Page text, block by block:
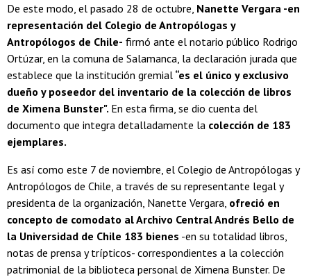
De este modo, el pasado 28 de octubre, Nanette Vergara -en
representación del Colegio de Antropólogas y
Antropólogos de Chile- firmó ante el notario público Rodrigo
Ortúzar, en la comuna de Salamanca, la declaración jurada que
establece que la institución gremial “es el único y exclusivo
dueño y poseedor del inventario de la colección de libros
de Ximena Bunster". En esta firma, se dio cuenta del
documento que integra detalladamente la colección de 183
ejemplares.
Es así como este 7 de noviembre, el Colegio de Antropólogas y
Antropólogos de Chile, a través de su representante legal y
presidenta de la organización, Nanette Vergara, ofreció en
concepto de comodato al Archivo Central Andrés Bello de
la Universidad de Chile 183 bienes -en su totalidad libros,
notas de prensa y trípticos- correspondientes a la colección
patrimonial de la biblioteca personal de Ximena Bunster. De